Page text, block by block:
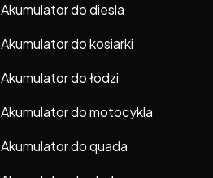
Akumulator do diesla
Akumulator do kosiarki
Akumulator do łodzi
Akumulator do motocykla
Akumulator do quada